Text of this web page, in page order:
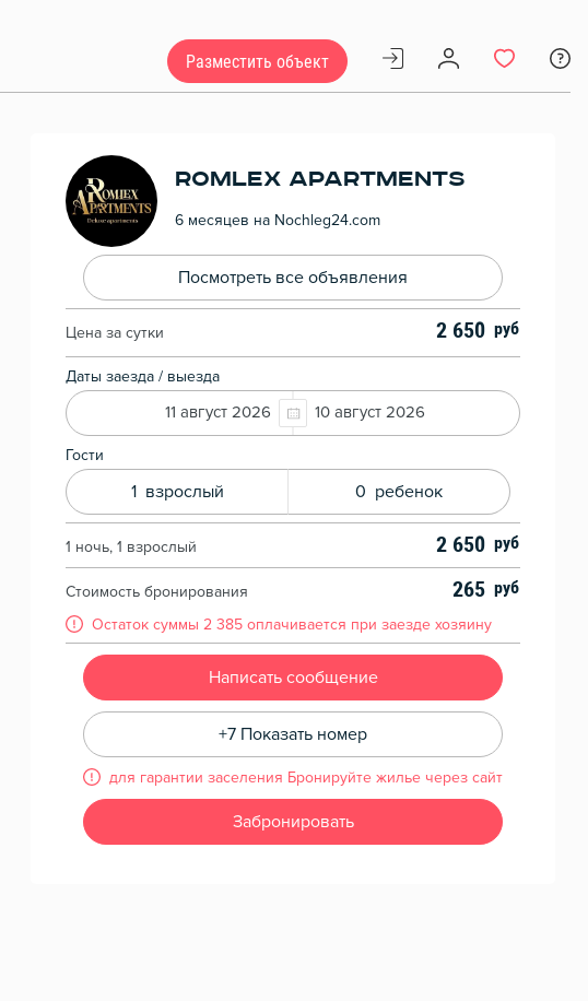
Разместить объект
Romlex Apartments
6 месяцев на Nochleg24.com
Посмотреть все объявления
Цена за сутки 2 650
Даты заезда / выезда
11 август 2026 10 август 2026
Гости
1 взрослый 0 ребенок
1 ночь, 1 взрослый 2 650
Стоимость бронирования 265
Остаток суммы 2 385 оплачивается при заезде хозяину
Написать сообщение
+7 Показать номер
для гарантии заселения Бронируйте жилье через сайт
Забронировать